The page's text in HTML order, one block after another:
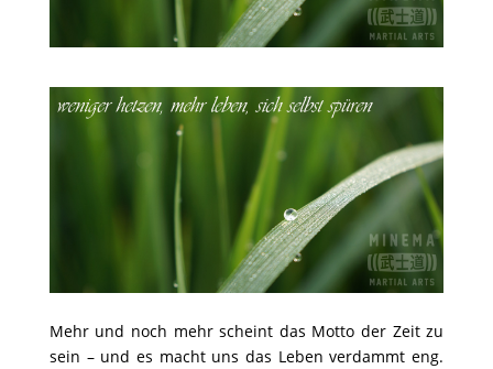
Mehr und noch mehr scheint das Motto der Zeit zu
sein – und es macht uns das Leben verdammt eng.